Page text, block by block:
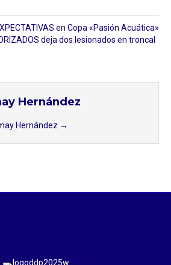
en Copa «Pasión Acuática»
deja dos lesionados en troncal
Hernández
Hernández →